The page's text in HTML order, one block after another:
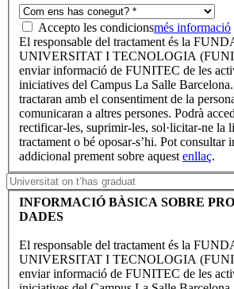
Accepto les condicionsmés informació
El responsable del tractament és la
UNIVERSITAT I TECNOLOGIA
enviar informació de FUNITEC de les
iniciatives del Campus La Salle Barcelona.
tractaran amb el consentiment de la
comunicaran a altres persones. Podrà
rectificar-les, suprimir-les, sol·licitar-ne la
tractament o bé oposar-s’hi. Pot consultar
addicional prement sobre aquest enllaç.
INFORMACIÓ BÀSICA SOBRE
DADES
El responsable del tractament és la
UNIVERSITAT I TECNOLOGIA
enviar informació de FUNITEC de les